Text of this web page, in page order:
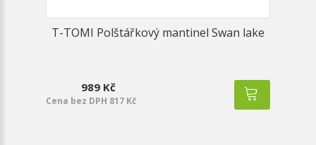
T-TOMI Polštářkový mantinel Swan lake
989 Kč
Cena bez DPH 817 Kč